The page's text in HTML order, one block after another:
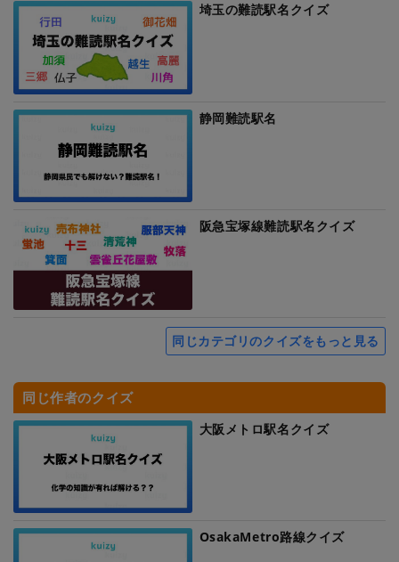
埼玉の難読駅名クイズ
静岡難読駅名
阪急宝塚線難読駅名クイズ
同じカテゴリのクイズをもっと見る
同じ作者のクイズ
大阪メトロ駅名クイズ
OsakaMetro路線クイズ